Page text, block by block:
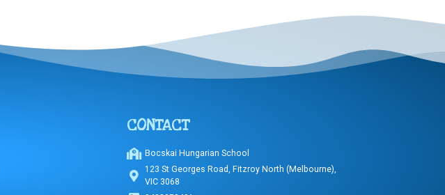
CONTACT
Bocskai Hungarian School
123 St Georges Road, Fitzroy North (Melbourne),
VIC 3068